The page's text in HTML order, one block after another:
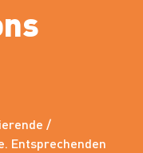
/
Entsprechenden